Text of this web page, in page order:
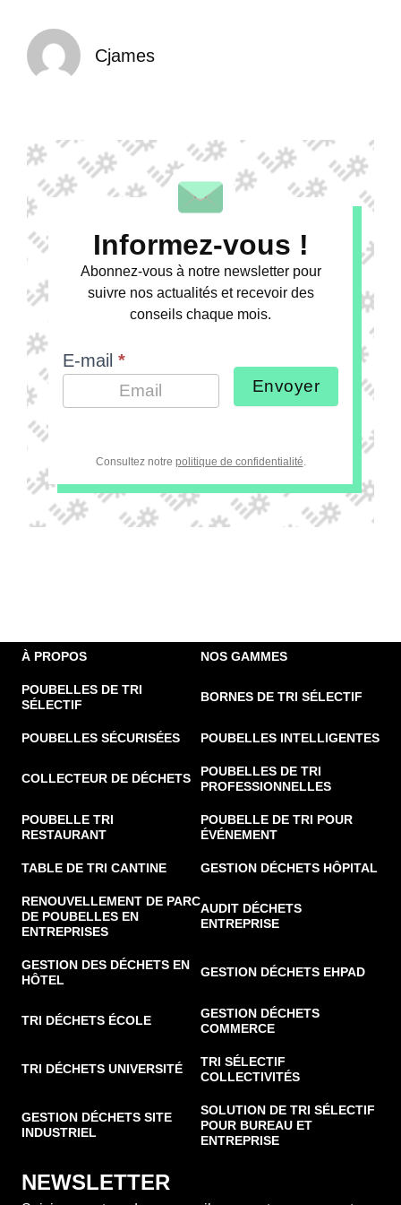
Cjames
Informez-vous !
Abonnez-vous à notre newsletter pour
suivre nos actualités et recevoir des
conseils chaque mois.
E-mail *
Envoyer
Consultez notre politique de confidentialité
À PROPOS NOS GAMMES
POUBELLES DE TRI
SÉLECTIF
BORNES DE TRI SÉLECTIF
POUBELLES SÉCURISÉES POUBELLES INTELLIGENTES
COLLECTEUR DE DÉCHETS
POUBELLES DE TRI
PROFESSIONNELLES
POUBELLE TRI
RESTAURANT
POUBELLE DE TRI POUR
ÉVÉNEMENT
TABLE DE TRI CANTINE GESTION DÉCHETS HÔPITAL
RENOUVELLEMENT DE PARC
DE POUBELLES EN
ENTREPRISES
AUDIT DÉCHETS
ENTREPRISE
GESTION DES DÉCHETS EN
HÔTEL
GESTION DÉCHETS EHPAD
TRI DÉCHETS ÉCOLE
GESTION DÉCHETS
COMMERCE
TRI DÉCHETS UNIVERSITÉ
TRI SÉLECTIF
COLLECTIVITÉS
GESTION DÉCHETS SITE
INDUSTRIEL
SOLUTION DE TRI SÉLECTIF
POUR BUREAU ET
ENTREPRISE
NEWSLETTER